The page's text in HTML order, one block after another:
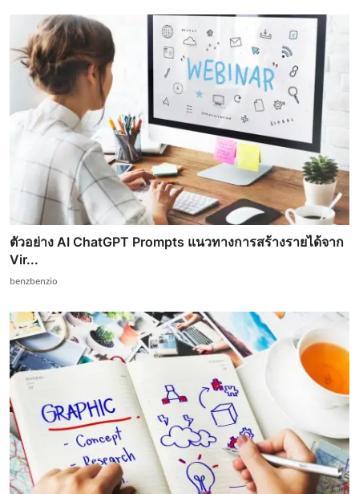
ตัวอย่าง AI ChatGPT Prompts แนวทางการสร้างรายได้จาก
Vir...
benzbenzio